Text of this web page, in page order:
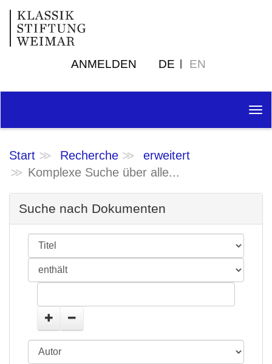
ANMELDEN DE EN
Start Recherche
erweitert
Komplexe Suche über alle...
Suche nach Dokumenten